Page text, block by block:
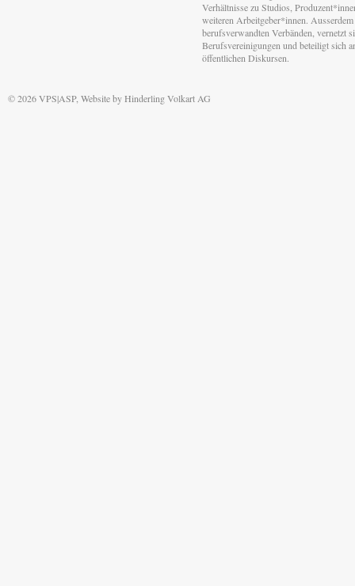
Verhältnisse zu Studios,
weiteren Arbeitgeber*innen.
berufsverwandten Verbänden, vernetzt
Berufsvereinigungen und beteiligt sich
öffentlichen Diskursen.
© 2026 VPS|ASP, Website byHinderling Volkart AG